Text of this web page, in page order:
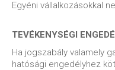
Egyéni vállalkozásokkal
TEVÉKENYSÉGI
Ha jogszabály valamely
hatósági engedélyhez